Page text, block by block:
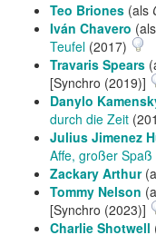
Teo Briones (als
Iván Chavero
Teufel (2017)
Travaris Spears
[Synchro (2019)]
Danylo
durch die Zeit
Julius Jimenez
Affe, großer Spaß
Zackary Arthur
Tommy Nelson
[Synchro (2023)]
Charlie Shotwell